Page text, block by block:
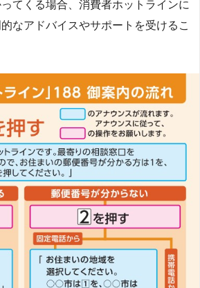
てくる場合、消費者ホットラインに
なアドバイスやサポートを受けるこ